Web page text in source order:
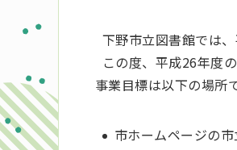
下野市立図書館では
この度、平成26年度
事業目標は以下の場所
市ホームページの